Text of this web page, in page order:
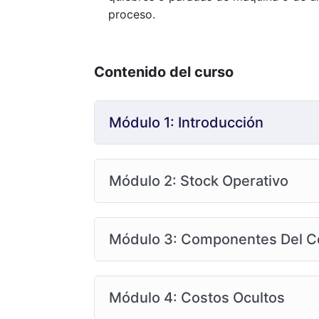
proceso.
Contenido del curso
Módulo 1: Introducción
Módulo 2: Stock Operativo
Módulo 3: Componentes Del
Módulo 4: Costos Ocultos